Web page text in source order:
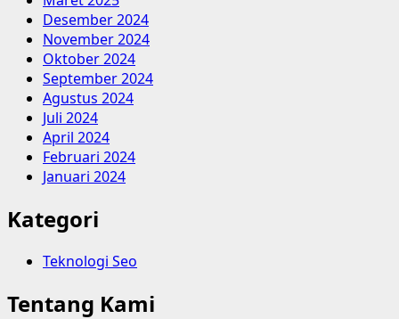
Desember 2024
November 2024
Oktober 2024
September 2024
Agustus 2024
Juli 2024
April 2024
Februari 2024
Januari 2024
Kategori
Teknologi Seo
Tentang Kami